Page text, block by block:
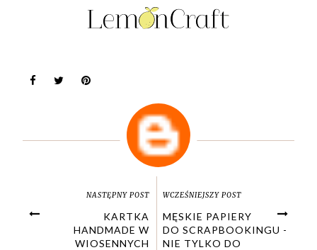
NASTĘPNY POST
KARTKA
HANDMADE W
WIOSENNYCH
WCZEŚNIEJSZY POST
MĘSKIE PAPIERY
DO SCRAPBOOKINGU -
NIE TYLKO DO